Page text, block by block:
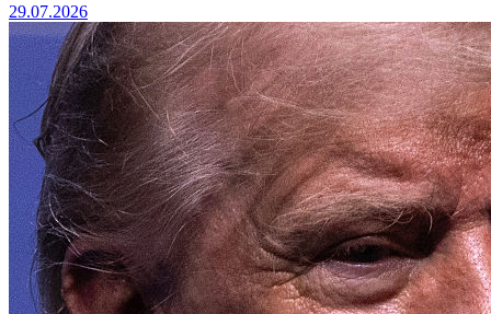
29.07.2026